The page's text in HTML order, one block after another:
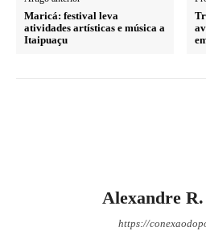
Maricá: festival leva
atividades artísticas e música a
Itaipuaçu
Alexandre
https://